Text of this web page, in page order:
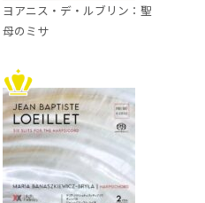
ヨアニス・デ・ルブリン：聖
母のミサ